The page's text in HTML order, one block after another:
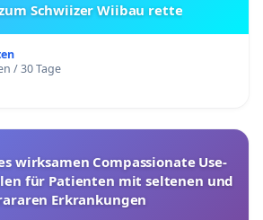
Schwiizer Wiibau rette
/ 30 Tage
wirksamen Compassionate Use-
für Patienten mit seltenen und
Erkrankungen